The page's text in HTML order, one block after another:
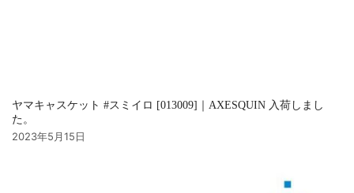
ヤマキャスケット #スミイロ [013009]｜AXESQUIN 入荷しまし
た。
2023年5月15日